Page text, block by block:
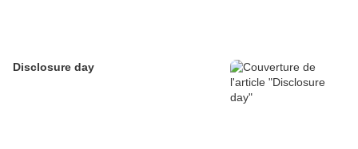
Disclosure day